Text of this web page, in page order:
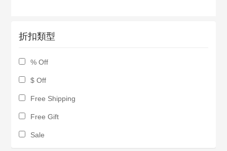
折扣類型
% Off
$ Off
Free Shipping
Free Gift
Sale